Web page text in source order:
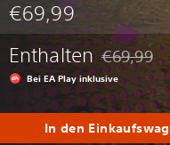
€69,99
Enthalten €69,99
Bei EA Play inklusive
In den